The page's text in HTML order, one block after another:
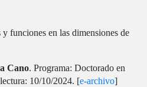
funciones en las dimensiones de
Cano. Programa: Doctorado en
10/10/2024. [e-archivo]